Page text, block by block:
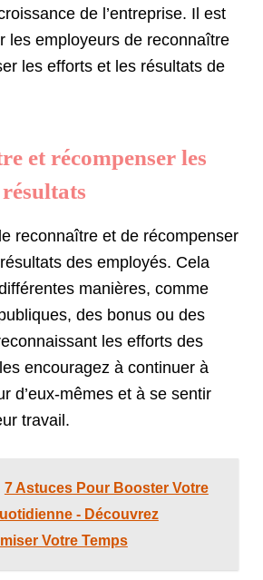
de l’entreprise. Il est
les employeurs de reconnaître
les efforts et les résultats de
et récompenser les
reconnaître et de récompenser
des employés. Cela
manières, comme
des bonus ou des
les efforts des
encouragez à continuer à
d’eux-mêmes et à se sentir
travail.
7 Astuces Pour Booster Votre
- Découvrez
Votre Temps